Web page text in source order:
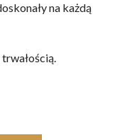
na każdą